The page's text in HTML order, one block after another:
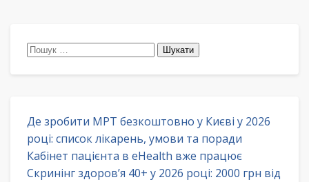
Пошук:
Де зробити МРТ безкоштовно у Києві у 2026
році: список лікарень, умови та поради
Кабінет пацієнта в eHealth вже працює
Скринінг здоров’я 40+ у 2026 році: 2000 грн від